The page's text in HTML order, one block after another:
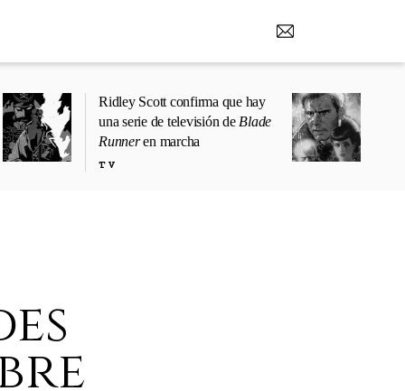
Ridley Scott confirma que hay
una serie de televisión de Blade
Runneren marcha
TV